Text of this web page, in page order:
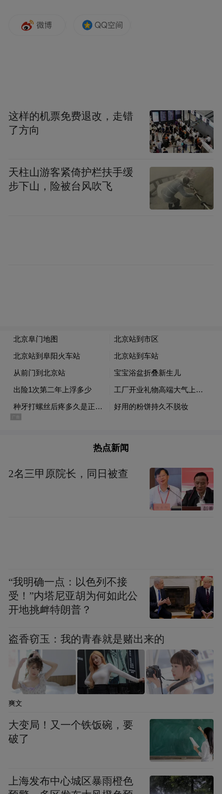
李慈铭回忆咸丰间二人家居时可能滋生矛盾之
处，说道：“妄子自补诸生即交胥吏，欺其家之寡
弱，后遂夤缘入署绍兴知府缪梓之幕，梓子某者，
亦无赖妄子，媚之无所不为。又称弟子于宗涤翁，
这样的机票免费退改，走错
了方向
天柱山游客紧倚护栏扶手缓
步下山，险被台风吹飞
热点新闻
2名三甲原院长，同日被查
“我明确一点：以色列不接
受！”内塔尼亚胡为何如此公
开地挑衅特朗普？
盗香窃玉：我的青春就是赌出来的
爽文
大变局！又一个铁饭碗，要
破了
上海发布中心城区暴雨橙色